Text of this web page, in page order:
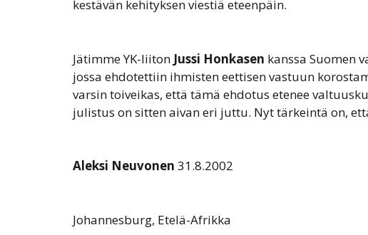
kestävän kehityksen viestiä eteenpäin.
Jätimme YK-liiton Jussi Honkasen kanssa Suomen
jossa ehdotettiin ihmisten eettisen vastuun
varsin toiveikas, että tämä ehdotus etenee
julistus on sitten aivan eri juttu. Nyt tärkeintä on,
Aleksi Neuvonen 31.8.2002
Johannesburg, Etelä-Afrikka